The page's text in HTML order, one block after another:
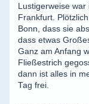
Lustigerweise
Frankfurt.
Bonn, dass sie
dass etwas
Ganz am Anfang
Fließestrich
dann ist alles in
Tag frei.